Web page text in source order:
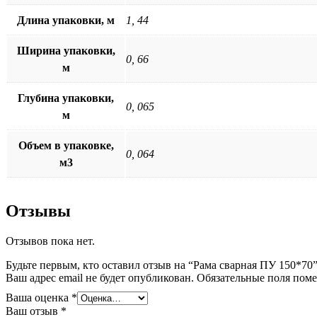
Длина упаковки, м 1, 44
Ширина упаковки,
м
0, 66
Глубина упаковки,
м
0, 065
Объем в упаковке,
м3
0, 064
Отзывы
Отзывов пока нет.
Будьте первым, кто оставил отзыв на “Рама сварная ПУ 150*70”
Ваш адрес email не будет опубликован. Обязательные поля
Ваша оценка *
Ваш отзыв *